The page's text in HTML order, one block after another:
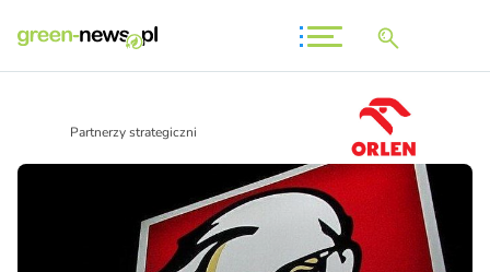
Partnerzy strategiczni